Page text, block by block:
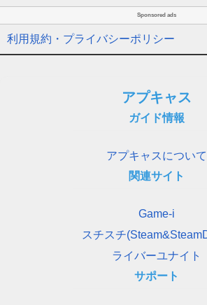
Sponsored ads
利用規約・プライバシーポリシー
アプキャス
ガイド情報
アプキャスについて
関連サイト
Game-i
スチスチ
ライバーユナイト
サポート